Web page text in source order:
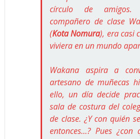
círculo de
compañero de clase
(Kota Nomura), era casi
viviera en un mundo
Wakana aspira a
artesano de muñecas
ello, un día decide
sala de costura del
de clase. ¿Y con quién
entonces...? Pues